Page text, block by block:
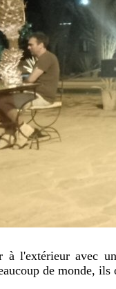
l'extérieur avec
de monde, ils